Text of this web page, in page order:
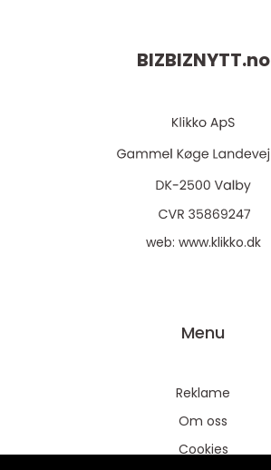
BIZBIZNYTT.no
web: www.klikko.dk
Menu
Reklame
Om oss
Cookies